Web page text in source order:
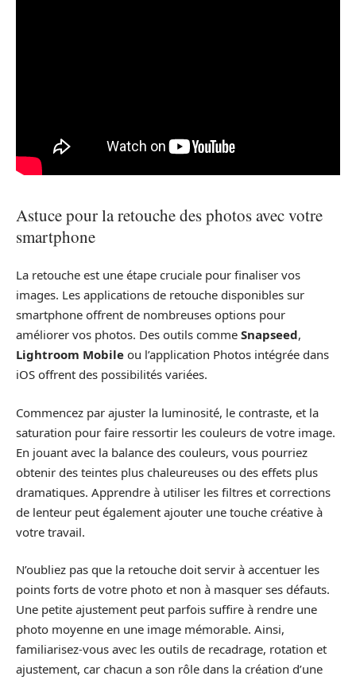
Astuce pour la retouche des photos avec votre
smartphone
La retouche est une étape cruciale pour finaliser vos
images. Les applications de retouche disponibles sur
smartphone offrent de nombreuses options pour
améliorer vos photos. Des outils comme Snapseed,
Lightroom Mobile ou l’application Photos intégrée dans
iOS offrent des possibilités variées.
Commencez par ajuster la luminosité, le contraste, et la
saturation pour faire ressortir les couleurs de votre image.
En jouant avec la balance des couleurs, vous pourriez
obtenir des teintes plus chaleureuses ou des effets plus
dramatiques. Apprendre à utiliser les filtres et corrections
de lenteur peut également ajouter une touche créative à
votre travail.
N’oubliez pas que la retouche doit servir à accentuer les
points forts de votre photo et non à masquer ses défauts.
Une petite ajustement peut parfois suffire à rendre une
photo moyenne en une image mémorable. Ainsi,
familiarisez-vous avec les outils de recadrage, rotation et
ajustement, car chacun a son rôle dans la création d’une